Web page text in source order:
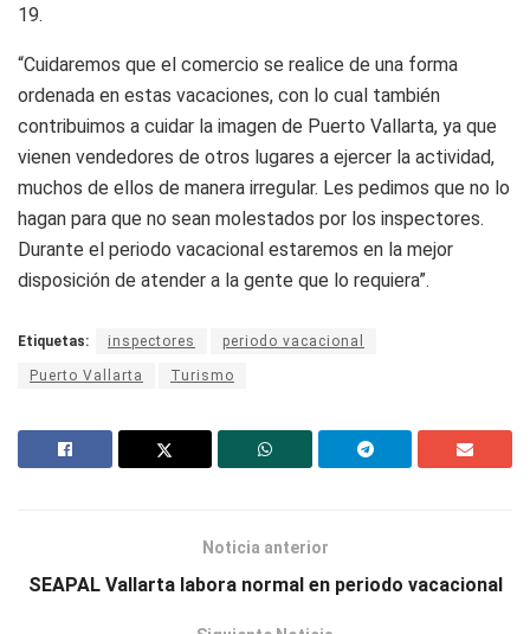
19.
“Cuidaremos que el comercio se realice de una forma
ordenada en estas vacaciones, con lo cual también
contribuimos a cuidar la imagen de Puerto Vallarta, ya que
vienen vendedores de otros lugares a ejercer la actividad,
muchos de ellos de manera irregular. Les pedimos que no lo
hagan para que no sean molestados por los inspectores.
Durante el periodo vacacional estaremos en la mejor
disposición de atender a la gente que lo requiera”.
Etiquetas: inspectores periodo vacacional
Puerto Vallarta Turismo
Noticia anterior
SEAPAL Vallarta labora normal en periodo vacacional